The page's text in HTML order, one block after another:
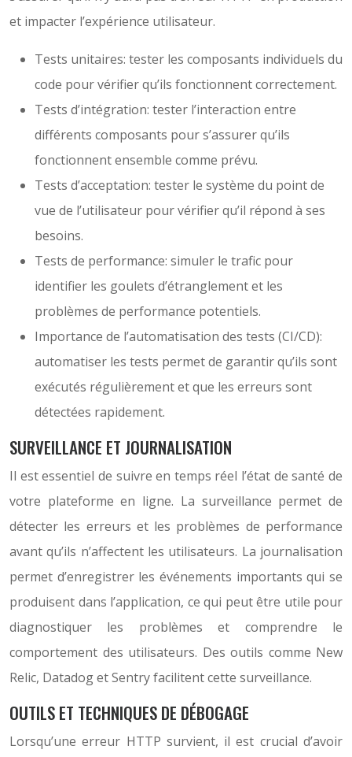
et impacter l’expérience utilisateur.
Tests unitaires: tester les composants individuels du
code pour vérifier qu’ils fonctionnent correctement.
Tests d’intégration: tester l’interaction entre
différents composants pour s’assurer qu’ils
fonctionnent ensemble comme prévu.
Tests d’acceptation: tester le système du point de
vue de l’utilisateur pour vérifier qu’il répond à ses
besoins.
Tests de performance: simuler le trafic pour
identifier les goulets d’étranglement et les
problèmes de performance potentiels.
Importance de l’automatisation des tests (CI/CD):
automatiser les tests permet de garantir qu’ils sont
exécutés régulièrement et que les erreurs sont
détectées rapidement.
SURVEILLANCE ET JOURNALISATION
Il est essentiel de suivre en temps réel l’état de santé de
votre plateforme en ligne. La surveillance permet de
détecter les erreurs et les problèmes de performance
avant qu’ils n’affectent les utilisateurs. La journalisation
permet d’enregistrer les événements importants qui se
produisent dans l’application, ce qui peut être utile pour
diagnostiquer les problèmes et comprendre le
comportement des utilisateurs. Des outils comme New
Relic, Datadog et Sentry facilitent cette surveillance.
OUTILS ET TECHNIQUES DE DÉBOGAGE
Lorsqu’une erreur HTTP survient, il est crucial d’avoir